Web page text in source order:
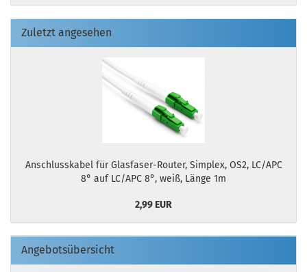
Zuletzt angesehen
Anschlusskabel für Glasfaser-Router, Simplex, OS2, LC/APC
8° auf LC/APC 8°, weiß, Länge 1m
2,99 EUR
Angebotsübersicht